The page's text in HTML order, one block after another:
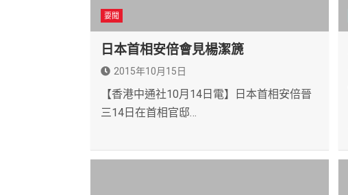
要聞
日本首相安倍會見楊潔篪
2015年10月15日
【香港中通社10月14日電】日本首相安倍晉
三14日在首相官邸…